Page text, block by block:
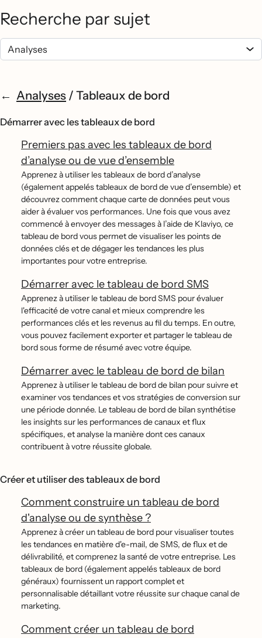
Recherche par sujet
Analyses / Tableaux de bord
Démarrer avec les tableaux de bord
Premiers pas avec les tableaux de bord
d’analyse ou de vue d’ensemble
Apprenez à utiliser les tableaux de bord d’analyse
(également appelés tableaux de bord de vue d’ensemble) et
découvrez comment chaque carte de données peut vous
aider à évaluer vos performances. Une fois que vous avez
commencé à envoyer des messages à l’aide de Klaviyo, ce
tableau de bord vous permet de visualiser les points de
données clés et de dégager les tendances les plus
importantes pour votre entreprise.
Démarrer avec le tableau de bord SMS
Apprenez à utiliser le tableau de bord SMS pour évaluer
l'efficacité de votre canal et mieux comprendre les
performances clés et les revenus au fil du temps. En outre,
vous pouvez facilement exporter et partager le tableau de
bord sous forme de résumé avec votre équipe.
Démarrer avec le tableau de bord de bilan
Apprenez à utiliser le tableau de bord de bilan pour suivre et
examiner vos tendances et vos stratégies de conversion sur
une période donnée. Le tableau de bord de bilan synthétise
les insights sur les performances de canaux et flux
spécifiques, et analyse la manière dont ces canaux
contribuent à votre réussite globale.
Créer et utiliser des tableaux de bord
Comment construire un tableau de bord
d'analyse ou de synthèse ?
Apprenez à créer un tableau de bord pour visualiser toutes
les tendances en matière d'e-mail, de SMS, de flux et de
délivrabilité, et comprenez la santé de votre entreprise. Les
tableaux de bord (également appelés tableaux de bord
généraux) fournissent un rapport complet et
personnalisable détaillant votre réussite sur chaque canal de
marketing.
Comment créer un tableau de bord